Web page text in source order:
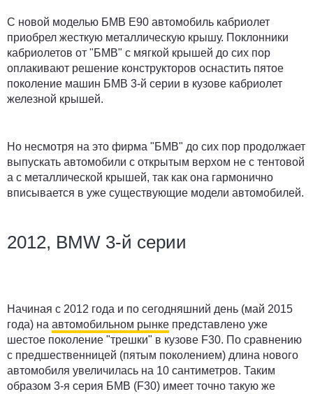
С новой моделью БМВ Е90 автомобиль кабриолет
приобрел жесткую металлическую крышу. Поклонники
кабриолетов от "БМВ" с мягкой крышей до сих пор
оплакивают решение конструкторов оснастить пятое
поколение машин БМВ 3-й серии в кузове кабриолет
железной крышей.
Но несмотря на это фирма "БМВ" до сих пор продолжает
выпускать автомобили с открытым верхом не с тентовой
а с металлической крышей, так как она гармонично
вписывается в уже существующие модели автомобилей.
2012, BMW 3-й серии
Начиная с 2012 года и по сегодняшний день (май 2015
года) на автомобильном рынке представлено уже
шестое поколение "трешки" в кузове F30. По сравнению
с предшественницей (пятым поколением) длина нового
автомобиля увеличилась на 10 сантиметров. Таким
образом 3-я серия БМВ (F30) имеет точно такую же